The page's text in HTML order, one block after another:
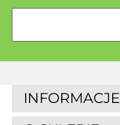
INFORMACJE